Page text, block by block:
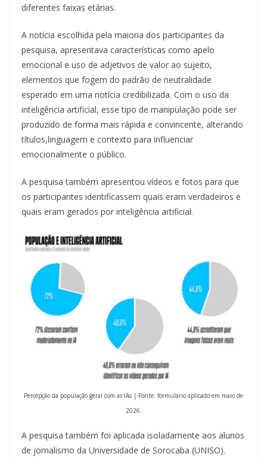
diferentes faixas etárias.
A notícia escolhida pela maioria dos participantes da
pesquisa, apresentava características como apelo
emocional e uso de adjetivos de valor ao sujeito,
elementos que fogem do padrão de neutralidade
esperado em uma notícia credibilizada. Com o uso da
inteligência artificial, esse tipo de manipulação pode ser
produzido de forma mais rápida e convincente, alterando
títulos,linguagem e contexto para influenciar
emocionalmente o público.
A pesquisa também apresentou vídeos e fotos para que
os participantes identificassem quais eram verdadeiros e
quais eram gerados por inteligência artificial.
Percepção da população geral com as IAs | Fonte: formulário aplicado em maio de
2026.
A pesquisa também foi aplicada isoladamente aos alunos
de jornalismo da Universidade de Sorocaba (UNISO).